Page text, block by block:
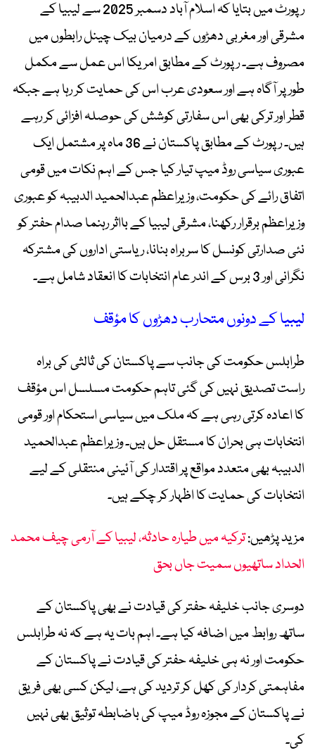
رپورٹ میں بتایا کہ اسلام آباد دسمبر 2025 سے لیبیا کے
مشرقی اور مغربی دھڑوں کے درمیان بیک چینل رابطوں میں
مصروف ہے۔ رپورٹ کے مطابق امریکا اس عمل سے مکمل
طور پر آگاہ ہے اور سعودی عرب اس کی حمایت کر رہا ہے جبکہ
قطر اور ترکی بھی اس سفارتی کوشش کی حوصلہ افزائی کر رہے
ہیں۔ رپورٹ کے مطابق پاکستان نے 36 ماہ پر مشتمل ایک
عبوری سیاسی روڈ میپ تیار کیا جس کے اہم نکات میں قومی
اتفاق رائے کی حکومت، وزیراعظم عبدالحمید الدبیبہ کو عبوری
وزیراعظم برقرار رکھنا، مشرقی لیبیا کے بااثر رہنما صدام حفتر کو
نئی صدارتی کونسل کا سربراہ بنانا، ریاستی اداروں کی مشترکہ
نگرانی اور 3 برس کے اندر عام انتخابات کا انعقاد شامل ہے۔
لیبیا کے دونوں متحارب دھڑوں کا مؤقف
طرابلس حکومت کی جانب سے پاکستان کی ثالثی کی براہ
راست تصدیق نہیں کی گئی تاہم حکومت مسلسل اس مؤقف
کا اعادہ کرتی رہی ہے کہ ملک میں سیاسی استحکام اور قومی
انتخابات ہی بحران کا مستقل حل ہیں۔ وزیراعظم عبدالحمید
الدبیبہ بھی متعدد مواقع پر اقتدار کی آئینی منتقلی کے لیے
انتخابات کی حمایت کا اظہار کر چکے ہیں۔
مزید پڑھیں:ترکیہ میں طیارہ حادثہ، لیبیا کے آرمی چیف محمد
الحداد ساتھیوں سمیت جاں بحق
دوسری جانب خلیفہ حفتر کی قیادت نے بھی پاکستان کے
ساتھ روابط میں اضافہ کیا ہے۔ اہم بات یہ ہے کہ نہ طرابلس
حکومت اور نہ ہی خلیفہ حفتر کی قیادت نے پاکستان کے
مفاہمتی کردار کی کھل کر تردید کی ہے، لیکن کسی بھی فریق
نے پاکستان کے مجوزہ روڈ میپ کی باضابطہ توثیق بھی نہیں
کی۔